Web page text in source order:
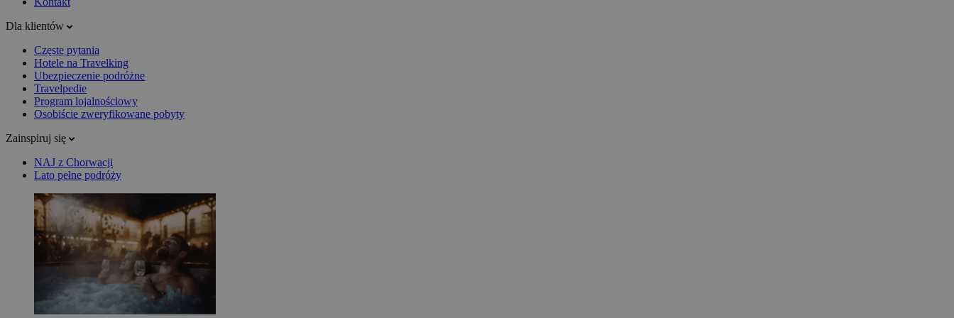
Dla klientów
Częste pytania
Hotele na Travelking
Ubezpieczenie podróżne
Travelpedie
Program lojalnościowy
Osobiście zweryfikowane pobyty
Zainspiruj się
NAJ z Chorwacji
Lato pełne podróży